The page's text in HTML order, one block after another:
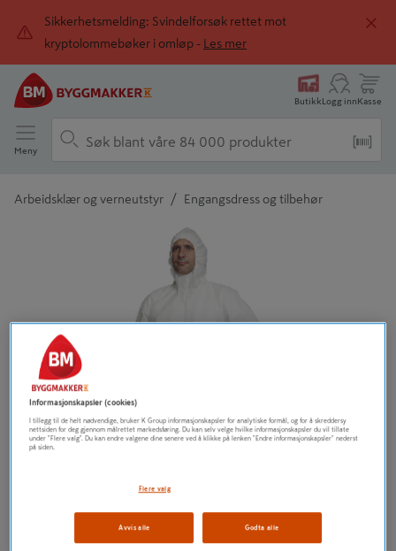
Sikkerhetsmelding: Svindelforsøk rettet mot
kryptolommebøker i omløp -
Les mer
ButikkLogg innKasse
Meny
Arbeidsklær og verneutstyr / Engangsdress og tilbehør
Detaljert beskrivelse finnes i produktbeskrivelsen
Informasjonskapsler (cookies)
I tillegg til de helt nødvendige, bruker K Group informasjonskapsler for analytiske formål, og for å skreddersy
nettsiden for deg gjennom målrettet markedsføring. Du kan selv velge hvilke informasjonskapsler du vil tillate
under "Flere valg". Du kan endre valgene dine senere ved å klikke på lenken "Endre informasjonskapsler" nederst
på siden.
Flere valg
Avvis alle Godta alle